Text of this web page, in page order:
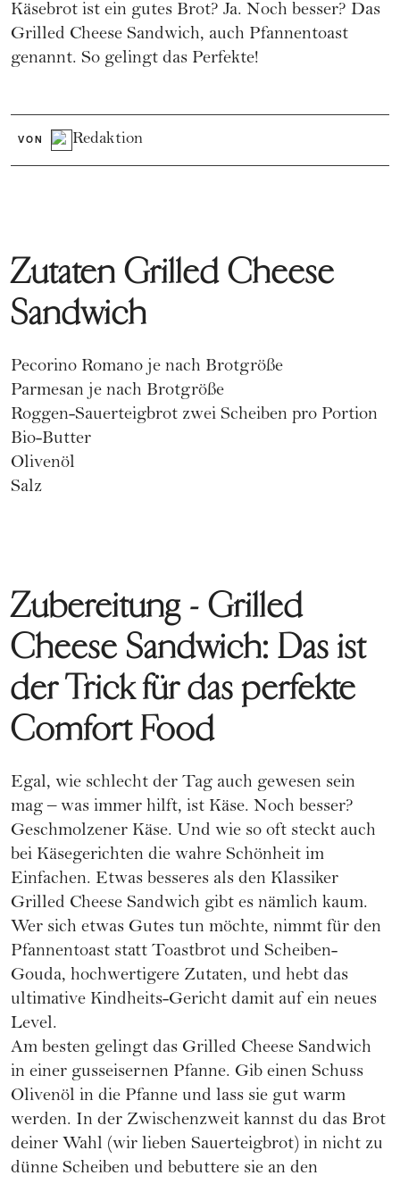
Käsebrot ist ein gutes Brot? Ja. Noch besser? Das
Grilled Cheese Sandwich, auch Pfannentoast
genannt. So gelingt das Perfekte!
VON Redaktion
Zutaten Grilled Cheese
Sandwich
Pecorino Romano je nach Brotgröße
Parmesan je nach Brotgröße
Roggen-Sauerteigbrot zwei Scheiben pro Portion
Bio-Butter
Olivenöl
Salz
Zubereitung - Grilled
Cheese Sandwich: Das ist
der Trick für das perfekte
Comfort Food
Egal, wie schlecht der Tag auch gewesen sein
mag – was immer hilft, ist Käse. Noch besser?
Geschmolzener Käse. Und wie so oft steckt auch
bei Käsegerichten die wahre Schönheit im
Einfachen. Etwas besseres als den Klassiker
Grilled Cheese Sandwich gibt es nämlich kaum.
Wer sich etwas Gutes tun möchte, nimmt für den
Pfannentoast statt Toastbrot und Scheiben-
Gouda, hochwertigere Zutaten, und hebt das
ultimative Kindheits-Gericht damit auf ein neues
Level.
Am besten gelingt das Grilled Cheese Sandwich
in einer gusseisernen Pfanne. Gib einen Schuss
Olivenöl in die Pfanne und lass sie gut warm
werden. In der Zwischenzweit kannst du das Brot
deiner Wahl (wir lieben Sauerteigbrot) in nicht zu
dünne Scheiben und bebuttere sie an den